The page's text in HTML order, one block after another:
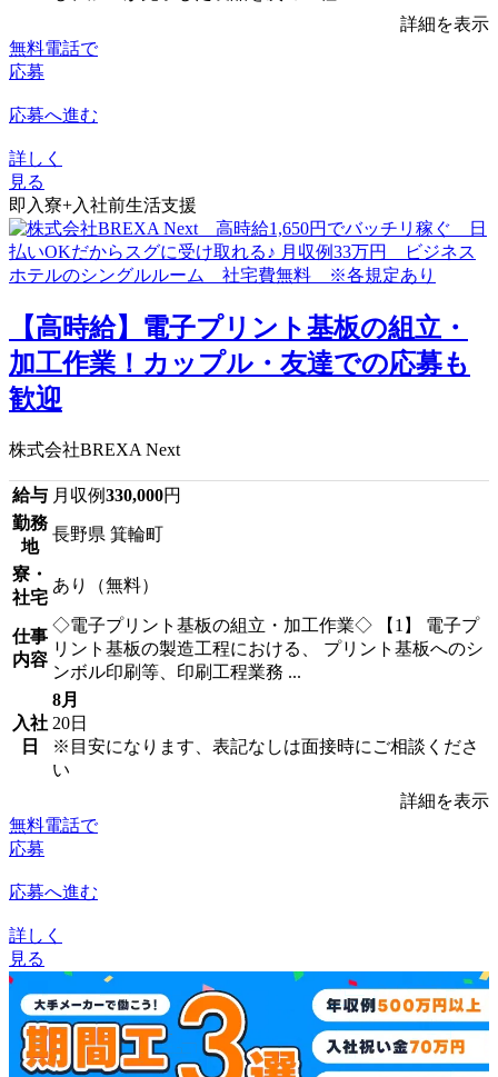
詳細を表示
無料電話で
応募
応募へ進む
詳しく
見る
即入寮+入社前生活支援
【高時給】電子プリント基板の組立・
加工作業！カップル・友達での応募も
歓迎
株式会社BREXA Next
給与 月収例330,000円
勤務
地
長野県 箕輪町
寮・
社宅
あり（無料）
仕事
内容
◇電子プリント基板の組立・加工作業◇ 【1】 電子プ
リント基板の製造工程における、 プリント基板へのシ
ンボル印刷等、印刷工程業務 ...
入社
日
8月
20日
※目安になります、表記なしは面接時にご相談くださ
い
詳細を表示
無料電話で
応募
応募へ進む
詳しく
見る